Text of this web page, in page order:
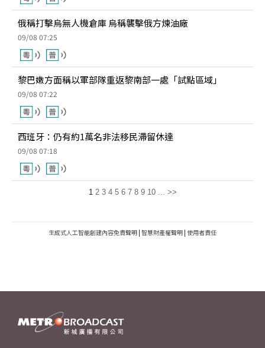
俄稱打擊烏無人機倉庫 烏稱襲擊俄方煉油廠
09/08 07:25
黎巴嫩方面稱以軍部隊重返黎南部一處「試點區域」
09/08 07:22
西班牙：仍有約1萬名非法移民滯留休達
09/08 07:18
1 2 3 4 5 6 7 8 9 10 ... >>
生成式人工智能創建內容免責聲明 | 智慧財產權聲明 | 使用者責任